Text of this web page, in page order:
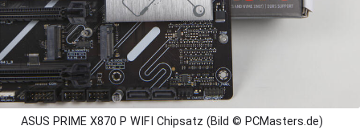
ASUS PRIME X870 P WIFI Chipsatz (Bild © PCMasters.de)